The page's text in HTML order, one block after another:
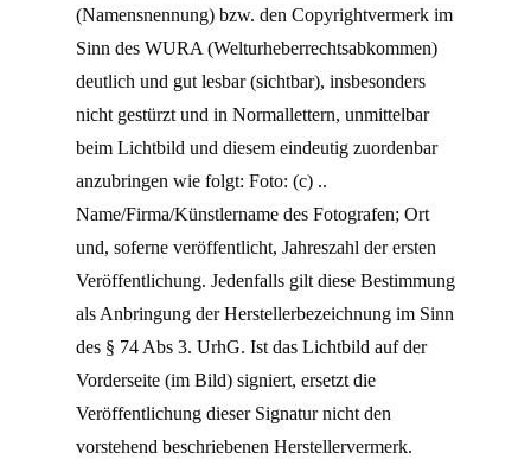
(Namensnennung) bzw. den Copyrightvermerk im
Sinn des WURA (Welturheberrechtsabkommen)
deutlich und gut lesbar (sichtbar), insbesonders
nicht gestürzt und in Normallettern, unmittelbar
beim Lichtbild und diesem eindeutig zuordenbar
anzubringen wie folgt: Foto: (c) ..
Name/Firma/Künstlername des Fotografen; Ort
und, soferne veröffentlicht, Jahreszahl der ersten
Veröffentlichung. Jedenfalls gilt diese Bestimmung
als Anbringung der Herstellerbezeichnung im Sinn
des § 74 Abs 3. UrhG. Ist das Lichtbild auf der
Vorderseite (im Bild) signiert, ersetzt die
Veröffentlichung dieser Signatur nicht den
vorstehend beschriebenen Herstellervermerk.